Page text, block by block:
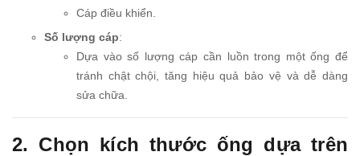
Cáp điều khiển.
Số lượng cáp:
Dựa vào số lượng cáp cần luồn trong một ống để
tránh chật chội, tăng hiệu quả bảo vệ và dễ dàng
sửa chữa.
2. Chọn kích thước ống dựa trên